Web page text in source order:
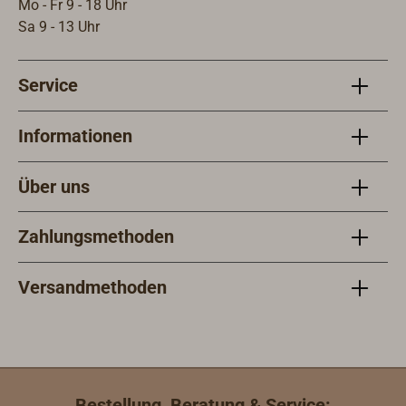
Mo - Fr 9 - 18 Uhr
Sa 9 - 13 Uhr
Service
Informationen
Über uns
Zahlungsmethoden
Versandmethoden